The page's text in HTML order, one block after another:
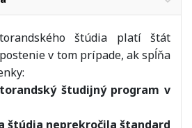
štúdia platí štát
v tom prípade, ak spĺňa
študijný program v
štúdia neprekročila štandard